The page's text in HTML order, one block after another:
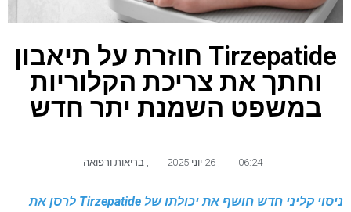
Tirzepatide חוזרת על תיאבון
וחתך את צריכת הקלוריות
במשפט השמנת יתר חדש
06:24 26 יוני 2025 בריאות ורפואה
ניסוי קליני חדש חושף את יכולתו של Tirzepatide לרסן את